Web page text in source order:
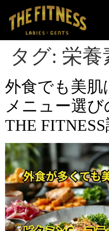
タグ: 栄養
外食でも美肌
メニュー選び
THE